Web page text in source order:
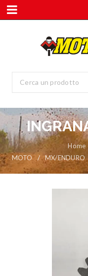
Home
MOTO
/ MX/ENDURO